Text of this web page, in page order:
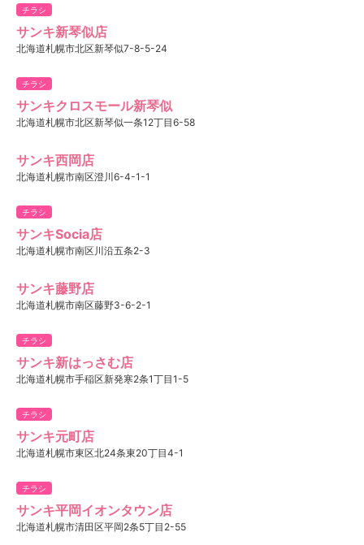
チラシ
サンキ新琴似店
北海道札幌市北区新琴似7-8-5-24
チラシ
サンキクロスモール新琴似
北海道札幌市北区新琴似一条12丁目6-58
サンキ西岡店
北海道札幌市南区澄川6-4-1-1
チラシ
サンキSocia店
北海道札幌市南区川沿五条2-3
サンキ藤野店
北海道札幌市南区藤野3-6-2-1
チラシ
サンキ新はっさむ店
北海道札幌市手稲区新発寒2条1丁目1-5
チラシ
サンキ元町店
北海道札幌市東区北24条東20丁目4-1
チラシ
サンキ平岡イオンタウン店
北海道札幌市清田区平岡2条5丁目2-55